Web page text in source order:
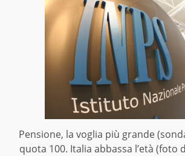
Pensione, la voglia più grande
quota 100. Italia abbassa l’età (foto